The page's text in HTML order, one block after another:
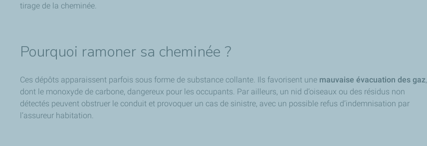
tirage de la cheminée.
Pourquoi ramoner sa cheminée ?
Ces dépôts apparaissent parfois sous forme de substance collante. Ils favorisent une mauvaise évacuation des gaz,
dont le monoxyde de carbone, dangereux pour les occupants. Par ailleurs, un nid d’oiseaux ou des résidus non
détectés peuvent obstruer le conduit et provoquer un cas de sinistre, avec un possible refus d’indemnisation par
l’assureur habitation.